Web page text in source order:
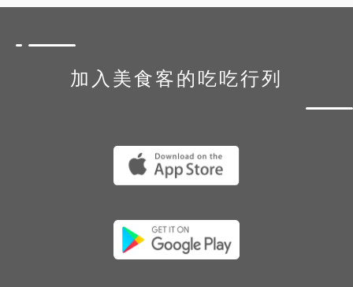
加入美食客的吃吃行列